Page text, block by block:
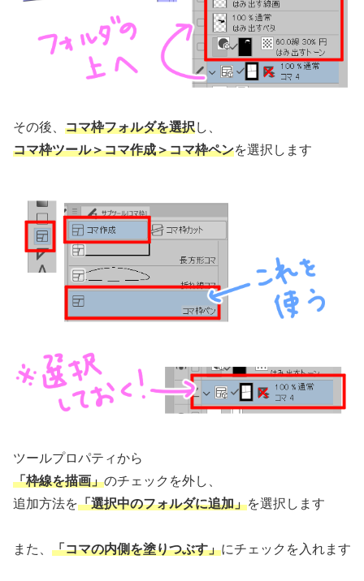
その後、 コマ枠フォルダを選択し、
コマ枠ツール＞コマ作成＞コマ枠ペンを選択します
ツールプロパティから
「枠線を描画」のチェックを外し、
追加方法を「選択中のフォルダに追加」を選択します
また、 「コマの内側を塗りつぶす」にチェックを入れます